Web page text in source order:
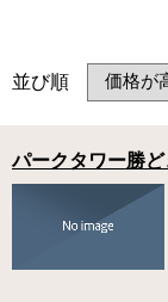
並び順
パークタワー勝